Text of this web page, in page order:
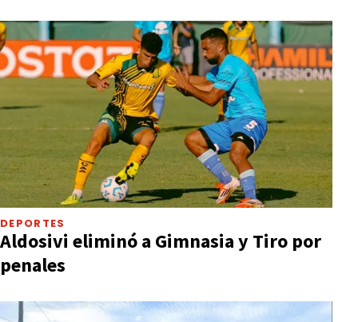
DEPORTES
Aldosivi eliminó a Gimnasia y Tiro por
penales